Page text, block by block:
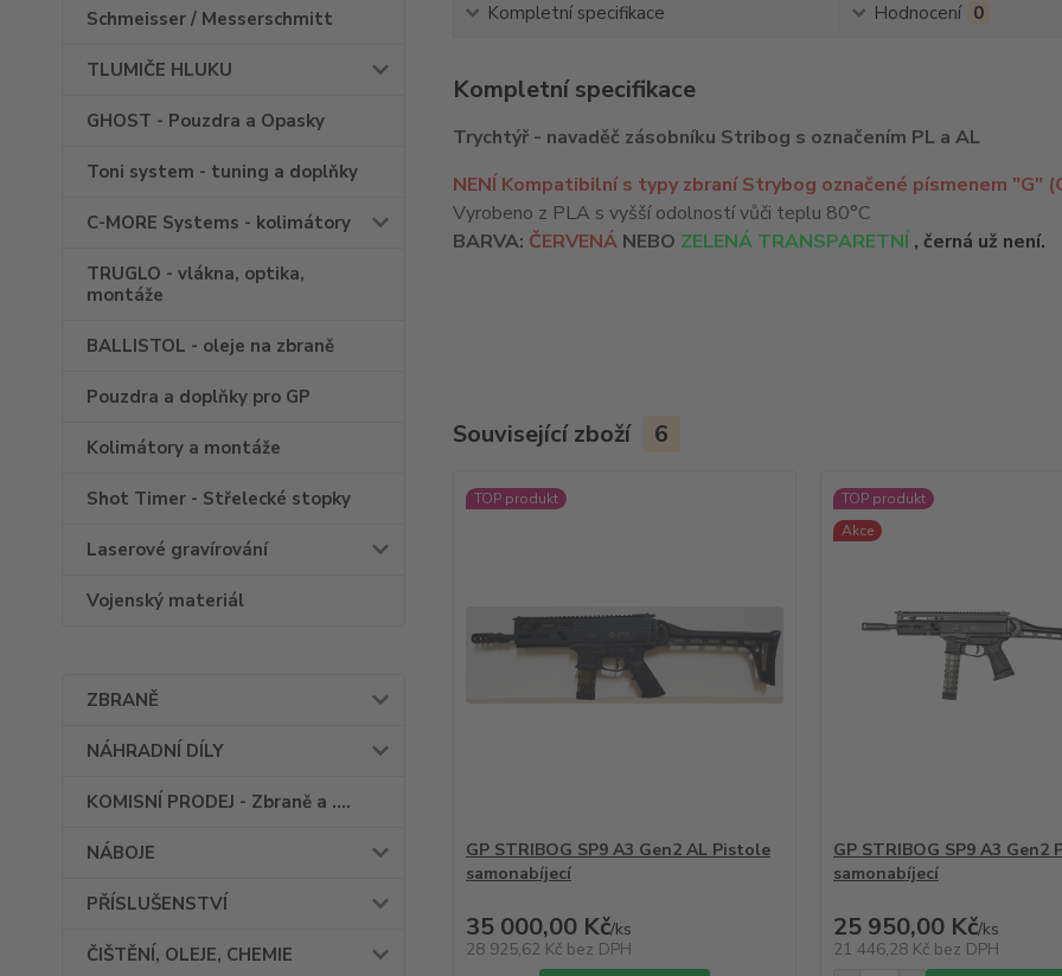
Schmeisser / Messerschmitt
TLUMIČE HLUKU
GHOST - Pouzdra a Opasky
Toni system - tuning a doplňky
C-MORE Systems - kolimátory
TRUGLO - vlákna, optika,
montáže
BALLISTOL - oleje na zbraně
Pouzdra a doplňky pro GP
Kolimátory a montáže
Shot Timer - Střelecké stopky
Laserové gravírování
Vojenský materiál
ZBRANĚ
NÁHRADNÍ DÍLY
KOMISNÍ PRODEJ - Zbraně a ....
NÁBOJE
PŘÍSLUŠENSTVÍ
ČIŠTĚNÍ, OLEJE, CHEMIE
Kompletní specifikace Hodnocení 0
Kompletní specifikace
Trychtýř - navaděč zásobníku Stribog s označením PL a AL
NENÍ Kompatibilní s typy zbraní Strybog označené písmenem "G"
Vyrobeno z PLA s vyšší odolností vůči teplu 80°C
BARVA: ČERVENÁNEBO ZELENÁ TRANSPARETNÍ , černá už není.
Související zboží 6
TOP produkt
GP STRIBOG SP9 A3 Gen2 AL Pistole
samonabíjecí
35 000,00 Kč/ks
28 925,62 Kč bez DPH
TOP produkt
Akce
GP STRIBOG SP9 A3 Gen2
samonabíjecí
25 950,00 Kč/ks
21 446,28 Kč bez DPH